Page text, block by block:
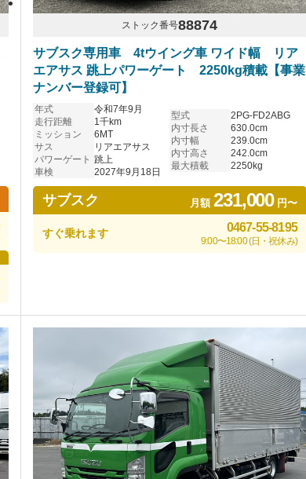
ストック番号88874
サブスク専用車 4tウイング車 ワイド幅 リア
エアサス 跳上パワーゲート 2250kg積載【事業
ナンバー登録可】
年式
令和7年9月
走行距離
1千km
ミッション
6MT
サス
リアエアサス
パワーゲート 跳上
車検
2027年9月18日
型式
2PG-FD2ABG
内寸長さ
630.0cm
内寸幅
239.0cm
内寸高さ
242.0cm
最大積載
2250kg
サブスク 月額231,000円〜
すぐ乗れます 0467-55-8195
9:00〜18:00 (日・祝休み)